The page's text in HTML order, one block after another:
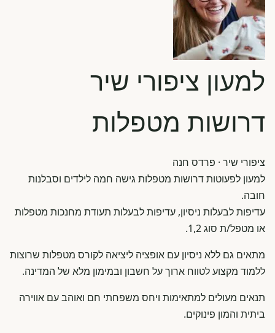
למעון ציפורי שיר
דרושות מטפלות
ציפורי שיר · פרדס חנה
למעון לפעוטות דרושות מטפלות גישה חמה לילדים וסבלנות
חובה.
עדיפות לבעלות ניסיון, עדיפות לבעלות תעודת מחנכות מטפלות
או מטפל/ת סוג 1,2.
מתאים גם ללא ניסיון עם אופציה ליציאה לקורס מטפלות שרוצות
ללמוד מקצוע לטווח ארוך על חשבון ובמימון מלא של המדינה.
תנאים מעולים למתאימות ויחס משפחתי חם ואוהב עם אווירה
ביתית והמון פינוקים.